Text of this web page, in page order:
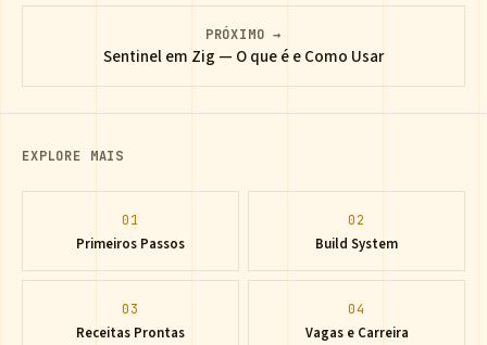
PRÓXIMO →
Sentinel em Zig — O que é e Como Usar
EXPLORE MAIS
01
Primeiros Passos
02
Build System
03
Receitas Prontas
04
Vagas e Carreira